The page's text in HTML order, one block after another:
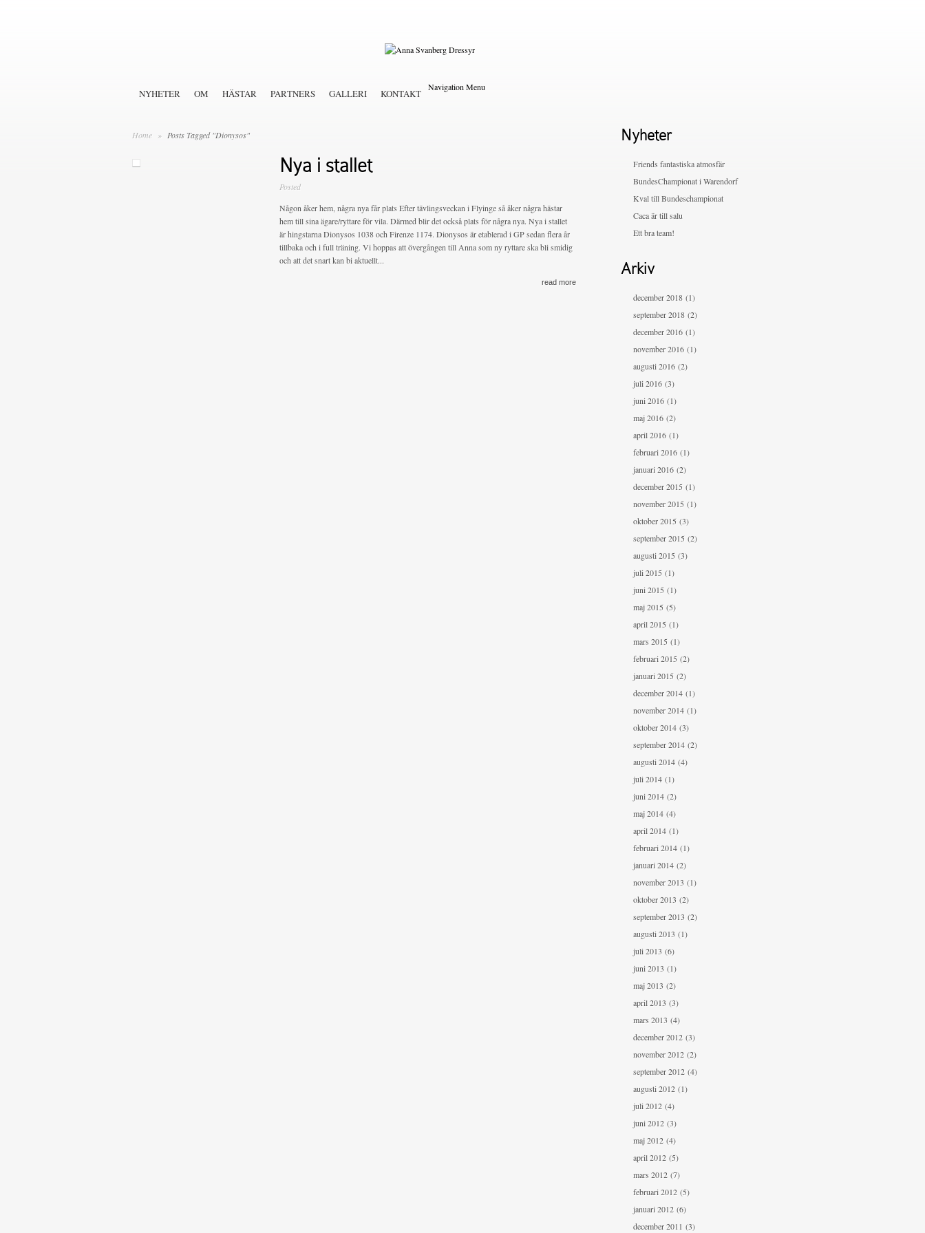
NYHETER OM HÄSTAR PARTNERS GALLERI KONTAKT
Navigation Menu
Home » Posts Tagged "Dionysos"
Nya i stallet
Posted
Någon åker hem, några nya får plats Efter tävlingsveckan i Flyinge så åker några hästar
hem till sina ägare/ryttare för vila. Därmed blir det också plats för några nya. Nya i stallet
är hingstarna Dionysos 1038 och Firenze 1174. Dionysos är etablerad i GP sedan flera år
tillbaka och i full träning. Vi hoppas att övergången till Anna som ny ryttare ska bli smidig
och att det snart kan bi aktuellt...
read more
Nyheter
Friends fantastiska atmosfär
BundesChampionat i Warendorf
Kval till Bundeschampionat
Caca är till salu
Ett bra team!
Arkiv
december 2018 (1)
september 2018 (2)
december 2016 (1)
november 2016 (1)
augusti 2016 (2)
juli 2016 (3)
juni 2016 (1)
maj 2016 (2)
april 2016 (1)
februari 2016 (1)
januari 2016 (2)
december 2015 (1)
november 2015 (1)
oktober 2015 (3)
september 2015 (2)
augusti 2015 (3)
juli 2015 (1)
juni 2015 (1)
maj 2015 (5)
april 2015 (1)
mars 2015 (1)
februari 2015 (2)
januari 2015 (2)
december 2014 (1)
november 2014 (1)
oktober 2014 (3)
september 2014 (2)
augusti 2014 (4)
juli 2014 (1)
juni 2014 (2)
maj 2014 (4)
april 2014 (1)
februari 2014 (1)
januari 2014 (2)
november 2013 (1)
oktober 2013 (2)
september 2013 (2)
augusti 2013 (1)
juli 2013 (6)
juni 2013 (1)
maj 2013 (2)
april 2013 (3)
mars 2013 (4)
december 2012 (3)
november 2012 (2)
september 2012 (4)
augusti 2012 (1)
juli 2012 (4)
juni 2012 (3)
maj 2012 (4)
april 2012 (5)
mars 2012 (7)
februari 2012 (5)
januari 2012 (6)
december 2011 (3)